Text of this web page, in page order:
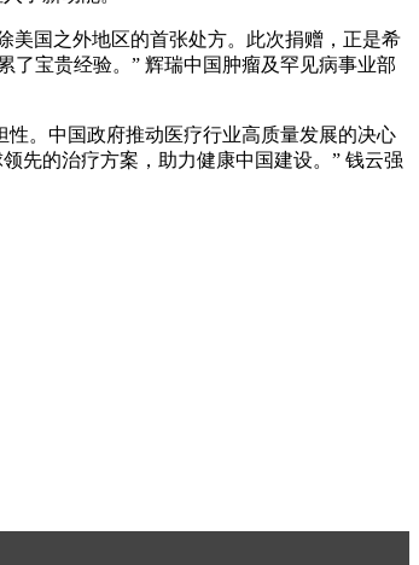
美国之外地区的首张处方。此次捐赠，正是希
了宝贵经验。” 辉瑞中国肿瘤及罕见病事业部
性。中国政府推动医疗行业高质量发展的决心
先的治疗方案，助力健康中国建设。” 钱云强